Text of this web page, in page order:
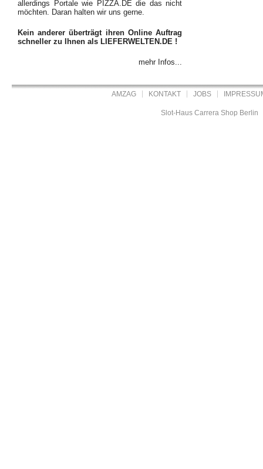
allerdings Portale wie PIZZA.DE die das nicht
möchten. Daran halten wir uns gerne.
Kein anderer überträgt ihren Online Auftrag
schneller zu Ihnen als LIEFERWELTEN.DE !
mehr Infos...
AMZAG KONTAKT JOBS
Slot-Haus Carrera Shop Berlin